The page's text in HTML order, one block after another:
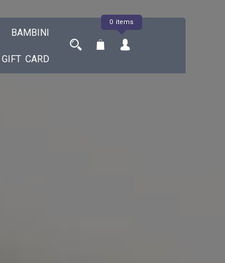
BAMBINI
GIFT CARD
0 items